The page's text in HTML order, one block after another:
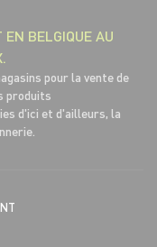
BELGIQUE AU
pour la vente de
produits
d'ici et d'ailleurs, la